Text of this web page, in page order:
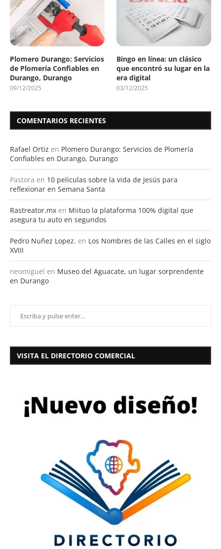
Plomero Durango: Servicios
de Plomería Confiables en
Durango, Durango
09/12/2025
Bingo en línea: un clásico
que encontró su lugar en la
era digital
03/12/2025
COMENTARIOS RECIENTES
Rafael Ortiz en Plomero Durango: Servicios de Plomería
Confiables en Durango, Durango
Pastora en 10 películas sobre la vida de Jesús para
reflexionar en Semana Santa
Rastreator.mx en Miituo la plataforma 100% digital que
asegura tu auto en segundos
Pedro Nuñez Lopez. en Los Nombres de las Calles en el siglo
XVIII
neomiguel en Museo del Aguacate, un lugar sorprendente
en Durango
VISITA EL DIRECTORIO COMERCIAL